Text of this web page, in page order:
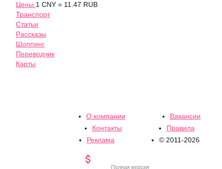
Цены 1 CNY = 11.47 RUB
Транспорт
Статьи
Рассказы
Шоппинг
Переводчик
Карты
О компании
Вакансии
Контакты
Правила
Реклама
© 2011-2026

Полная версия